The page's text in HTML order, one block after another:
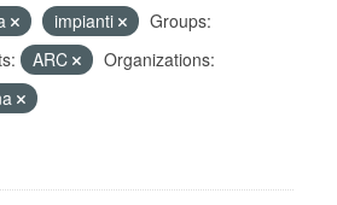
impianti
Groups:
ARC
Organizations: